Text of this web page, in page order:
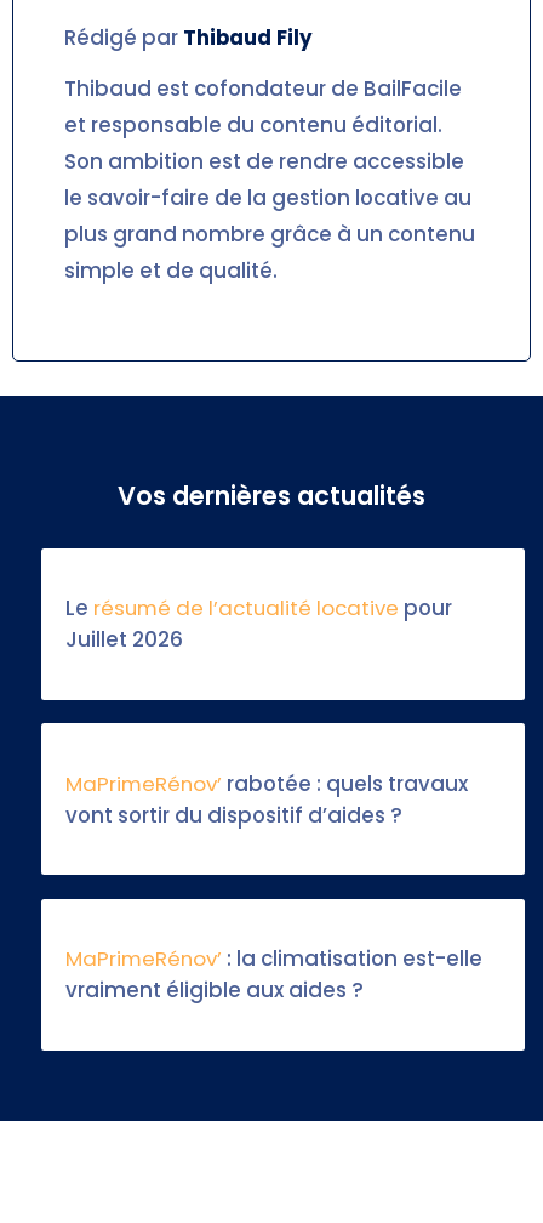
Rédigé par Thibaud Fily
Thibaud est cofondateur de BailFacile
et responsable du contenu éditorial.
Son ambition est de rendre accessible
le savoir-faire de la gestion locative au
plus grand nombre grâce à un contenu
simple et de qualité.
Vos dernières actualités
Le résumé de l’actualité locative pour
Juillet 2026
MaPrimeRénov’ rabotée : quels travaux
vont sortir du dispositif d’aides ?
MaPrimeRénov’ : la climatisation est-elle
vraiment éligible aux aides ?